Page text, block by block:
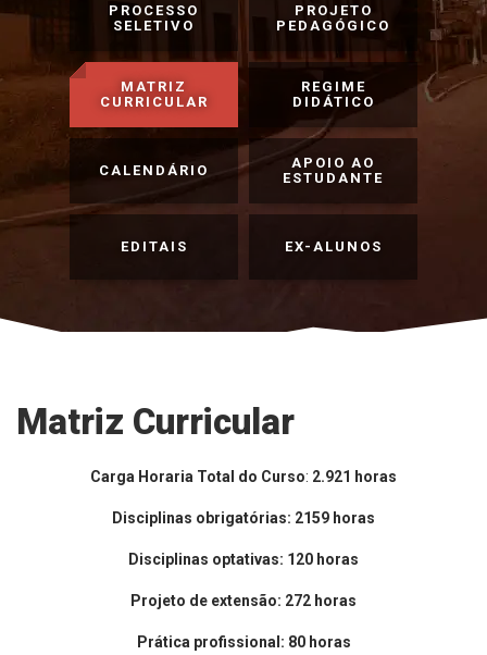
PROCESSO
SELETIVO
PROJETO
PEDAGÓGICO
MATRIZ
CURRICULAR
REGIME
DIDÁTICO
CALENDÁRIO
APOIO AO
ESTUDANTE
EDITAIS EX-ALUNOS
Matriz Curricular
Carga Horaria Total do Curso: 2.921 horas
Disciplinas obrigatórias: 2159 horas
Disciplinas optativas: 120 horas
Projeto de extensão: 272 horas
Prática profissional: 80 horas